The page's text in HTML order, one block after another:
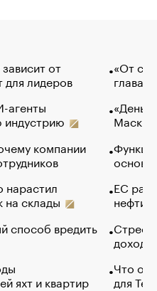
от
для лидеров
агенты
компании
нарастил
на склады
способ вредить
яхт и квартир
«От
глава
Маск в
основ
ЕС
нефти
Что
для